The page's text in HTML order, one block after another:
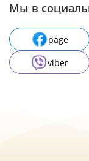
Мы в
page
viber